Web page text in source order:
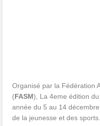
Organisé par la Fédération
(FASM), La 4eme édition
année du 5 au 14
de la jeunesse et des sports.